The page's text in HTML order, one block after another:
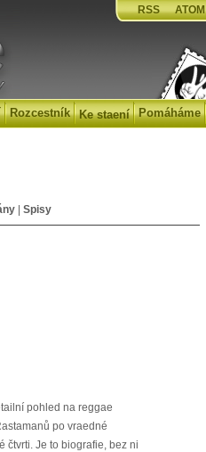
RSS ATOM
Rozcestník Ke staení Pomáháme
Spisy
pohled na reggae
po vraedné
Je to biografie, bez ni